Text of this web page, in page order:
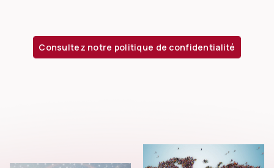
Consultez notre politique de confidentialité